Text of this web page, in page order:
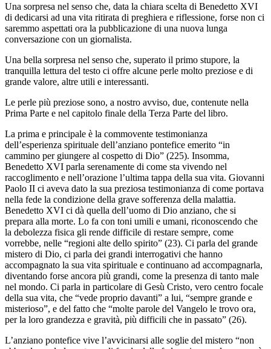
Una sorpresa nel senso che, data la chiara scelta di Benedetto XVI
di dedicarsi ad una vita ritirata di preghiera e riflessione, forse non ci
saremmo aspettati ora la pubblicazione di una nuova lunga
conversazione con un giornalista.
Una bella sorpresa nel senso che, superato il primo stupore, la
tranquilla lettura del testo ci offre alcune perle molto preziose e di
grande valore, altre utili e interessanti.
Le perle più preziose sono, a nostro avviso, due, contenute nella
Prima Parte e nel capitolo finale della Terza Parte del libro.
La prima e principale è la commovente testimonianza
dell’esperienza spirituale dell’anziano pontefice emerito “in
cammino per giungere al cospetto di Dio” (225). Insomma,
Benedetto XVI parla serenamente di come sta vivendo nel
raccoglimento e nell’orazione l’ultima tappa della sua vita. Giovanni
Paolo II ci aveva dato la sua preziosa testimonianza di come portava
nella fede la condizione della grave sofferenza della malattia.
Benedetto XVI ci dà quella dell’uomo di Dio anziano, che si
prepara alla morte. Lo fa con toni umili e umani, riconoscendo che
la debolezza fisica gli rende difficile di restare sempre, come
vorrebbe, nelle “regioni alte dello spirito” (23). Ci parla del grande
mistero di Dio, ci parla dei grandi interrogativi che hanno
accompagnato la sua vita spirituale e continuano ad accompagnarla,
diventando forse ancora più grandi, come la presenza di tanto male
nel mondo. Ci parla in particolare di Gesù Cristo, vero centro focale
della sua vita, che “vede proprio davanti” a lui, “sempre grande e
misterioso”, e del fatto che “molte parole del Vangelo le trovo ora,
per la loro grandezza e gravità, più difficili che in passato” (26).
L’anziano pontefice vive l’avvicinarsi alle soglie del mistero “non